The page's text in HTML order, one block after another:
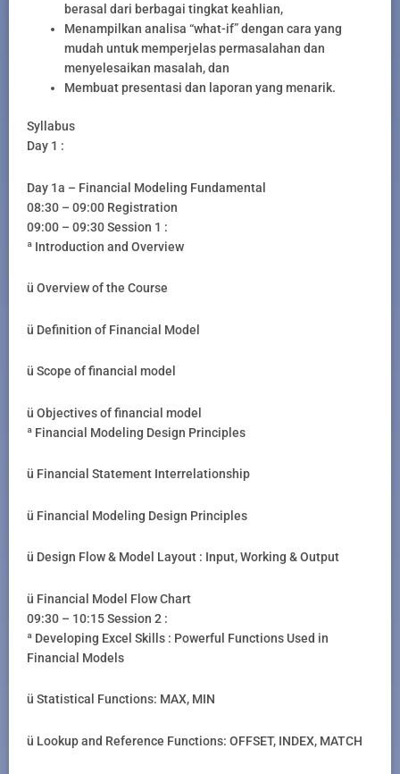
berasal dari berbagai tingkat keahlian,
Menampilkan analisa “what-if” dengan cara yang
mudah untuk memperjelas permasalahan dan
menyelesaikan masalah, dan
Membuat presentasi dan laporan yang menarik.
Syllabus
Day 1 :
Day 1a – Financial Modeling Fundamental
08:30 – 09:00 Registration
09:00 – 09:30 Session 1 :
ª Introduction and Overview
ü Overview of the Course
ü Definition of Financial Model
ü Scope of financial model
ü Objectives of financial model
ª Financial Modeling Design Principles
ü Financial Statement Interrelationship
ü Financial Modeling Design Principles
ü Design Flow & Model Layout : Input, Working & Output
ü Financial Model Flow Chart
09:30 – 10:15 Session 2 :
ª Developing Excel Skills : Powerful Functions Used in
Financial Models
ü Statistical Functions: MAX, MIN
ü Lookup and Reference Functions: OFFSET, INDEX, MATCH